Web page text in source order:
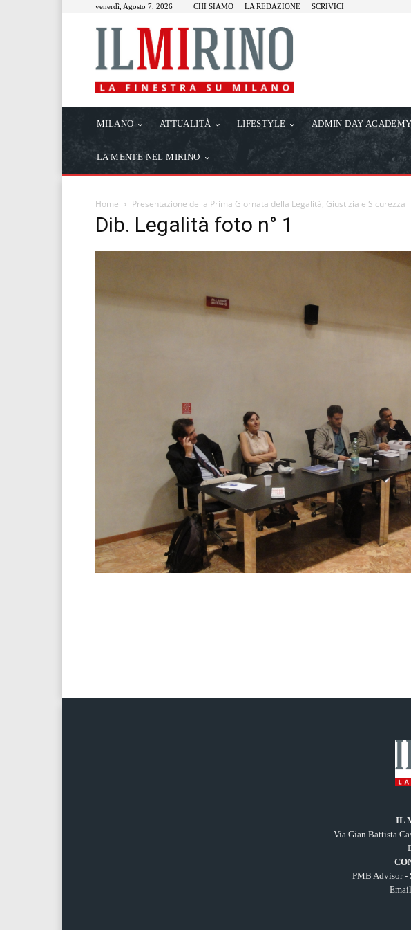
venerdì, Agosto 7, 2026 CHI SIAMO LA REDAZIONE SCRIVICI
MILANO ATTUALITÀ LIFESTYLE ADMIN DAY ACADEMY
LA MENTE NEL MIRINO
Home Presentazione della Prima Giornata della Legalità, Giustizia e Sicurezza
Dib. Legalità foto n° 1
IL
Via Gian Battista
PMB Advisor -